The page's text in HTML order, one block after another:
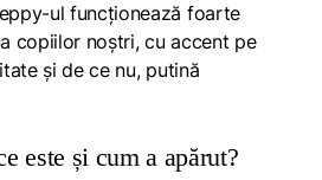
ul funcționează foarte
copiilor noștri, cu accent pe
și de ce nu, putină
este și cum a apărut?